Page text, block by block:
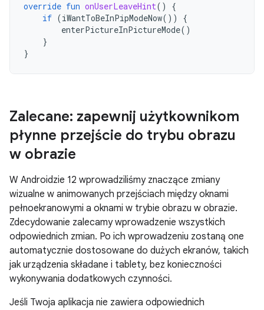
override fun onUserLeaveHint()
{
if (iWantToBeInPipModeNow())
{
enterPictureInPictureMode()
}
}
Zalecane: zapewnij użytkownikom
płynne przejście do trybu obrazu
w obrazie
W Androidzie 12 wprowadziliśmy znaczące zmiany
wizualne w animowanych przejściach między oknami
pełnoekranowymi a oknami w trybie obrazu w obrazie.
Zdecydowanie zalecamy wprowadzenie wszystkich
odpowiednich zmian. Po ich wprowadzeniu zostaną one
automatycznie dostosowane do dużych ekranów, takich
jak urządzenia składane i tablety, bez konieczności
wykonywania dodatkowych czynności.
Jeśli Twoja aplikacja nie zawiera odpowiednich